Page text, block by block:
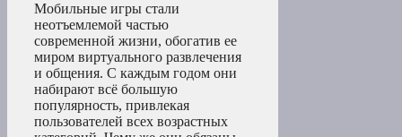
Мобильные игры стали
неотъемлемой частью
современной жизни, обогатив ее
миром виртуального развлечения
и общения. С каждым годом они
набирают всё большую
популярность, привлекая
пользователей всех возрастных